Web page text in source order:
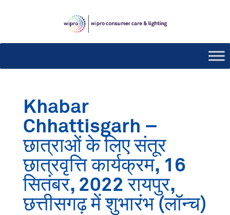
Khabar
Chhattisgarh –
छात्राओं के लिए संतूर
छात्रवृत्ति कार्यक्रम, 16
सितंबर, 2022 रायपुर,
छत्तीसगढ़ में शुभारंभ (लॉन्च)